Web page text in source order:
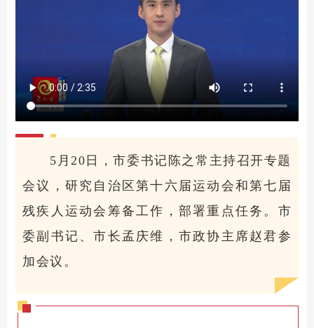
5月20日，市委书记陈之常主持召开专题
会议，研究自治区第十六届运动会和第七届
残疾人运动会筹备工作，部署重点任务。市
委副书记、市长孟庆维，市政协主席赵君参
加会议。